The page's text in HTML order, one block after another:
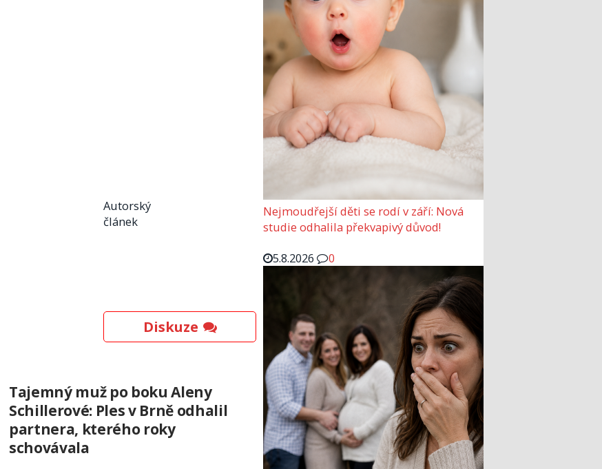
Autorský
článek
Diskuze
Tajemný muž po boku Aleny
Schillerové: Ples v Brně odhalil
partnera, kterého roky
schovávala
Nejmoudřejší děti se rodí v září: Nová
studie odhalila překvapivý důvod!
5.8.2026
0